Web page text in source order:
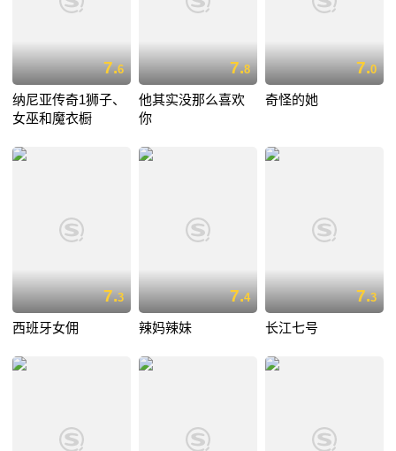
7.6
纳尼亚传奇1狮子、
女巫和魔衣橱
7.8
他其实没那么喜欢
你
7.0
奇怪的她
7.3
西班牙女佣
7.4
辣妈辣妹
7.3
长江七号